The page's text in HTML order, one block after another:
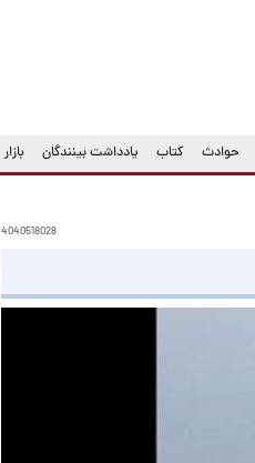
حوادث کتاب یادداشت بینندگان بازار
4040518028